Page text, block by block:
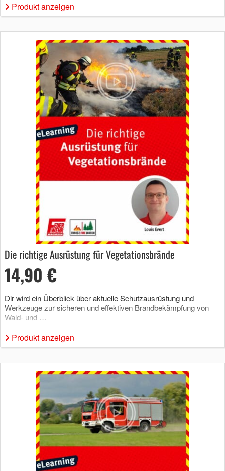
Produkt anzeigen
Die richtige Ausrüstung für Vegetationsbrände
14,90 €
Dir wird ein Überblick über aktuelle Schutzausrüstung und
Werkzeuge zur sicheren und effektiven Brandbekämpfung von
Wald- und …
Produkt anzeigen